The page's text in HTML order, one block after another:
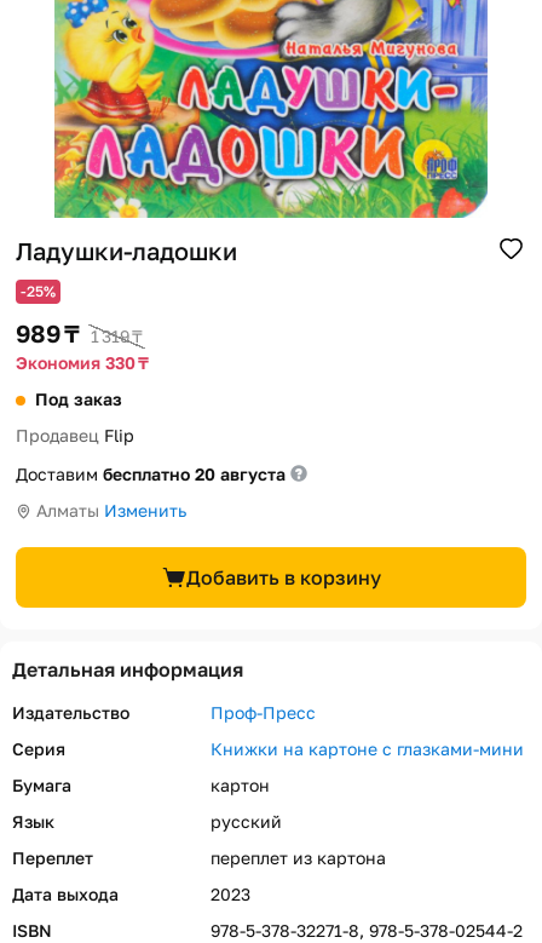
Ладушки-ладошки
-25%
989 ₸ 1 319 ₸
Экономия 330 ₸
Под заказ
Продавец Flip
Доставим бесплатно 20 августа
Алматы Изменить
Добавить в корзину
Детальная информация
Издательство
Проф-Пресс
Серия
Книжки на картоне с глазками-мини
Бумага
картон
Язык
русский
Переплет
переплет из картона
Дата выхода
2023
ISBN
978-5-378-32271-8, 978-5-378-02544-2
Помощь
Способы доставки
Способы оплаты